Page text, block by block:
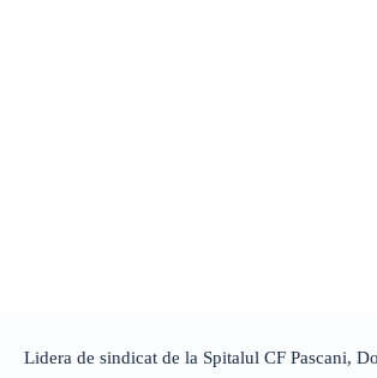
Lidera de sindicat de la Spitalul CF Pascani,